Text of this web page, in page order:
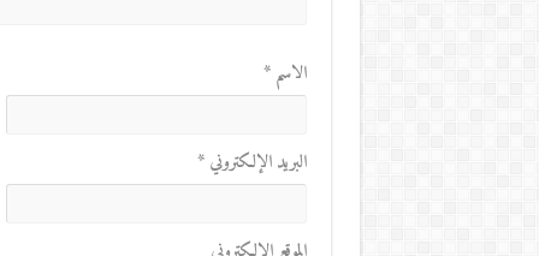
الاسم*
البريد الإلكتروني*